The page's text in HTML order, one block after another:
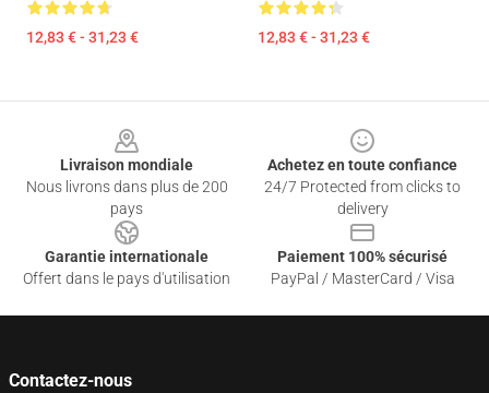
12,83 € - 31,23 € 12,83 € - 31,23 €
Livraison mondiale
Nous livrons dans plus de 200
pays
Achetez en toute confiance
24/7 Protected from clicks to
delivery
Garantie internationale
Offert dans le pays d'utilisation
Paiement 100% sécurisé
PayPal / MasterCard / Visa
Contactez-nous